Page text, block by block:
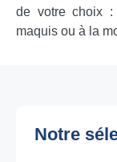
de votre choix
maquis ou à la
Notre